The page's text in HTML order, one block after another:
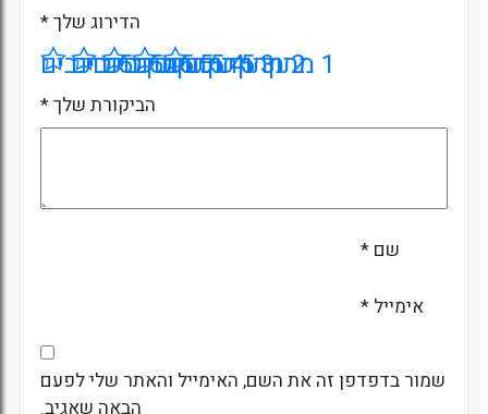
הדירוג שלך*
1 מתוך 5 כוכבים 2 מתוך 5 כוכבים 3 מתוך 5 כוכבים 4 מתוך 5 כוכבים 5 מתוך 5 כוכבים
הביקורת שלך*
שם*
אימייל*
שמור בדפדפן זה את השם, האימייל והאתר שלי לפעם
הבאה שאגיב.